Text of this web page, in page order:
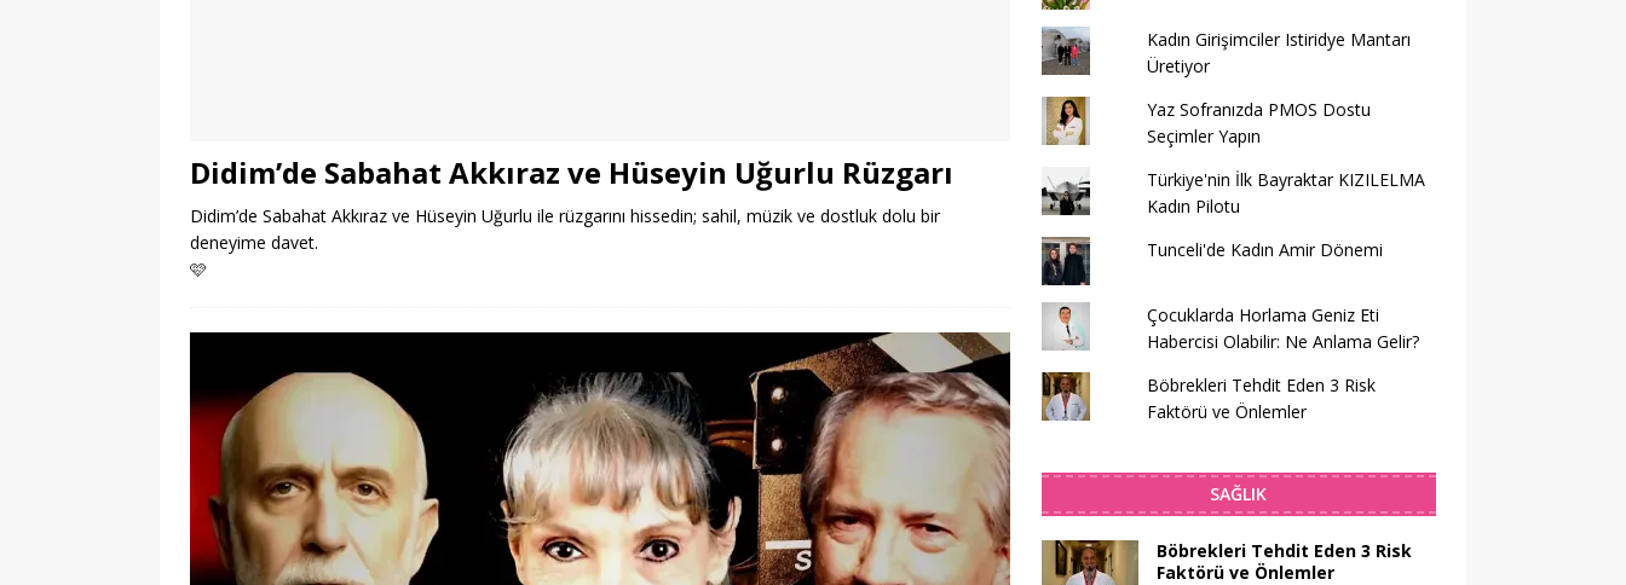
Didim’de Sabahat Akkıraz ve Hüseyin Uğurlu Rüzgarı
Didim’de Sabahat Akkıraz ve Hüseyin Uğurlu ile rüzgarını hissedin; sahil, müzik ve dostluk dolu bir
deneyime davet.
🩷
Kadın Girişimciler Istiridye Mantarı
Üretiyor
Yaz Sofranızda PMOS Dostu
Seçimler Yapın
Türkiye'nin İlk Bayraktar KIZILELMA
Kadın Pilotu
Tunceli'de Kadın Amir Dönemi
Çocuklarda Horlama Geniz Eti
Habercisi Olabilir: Ne Anlama Gelir?
Böbrekleri Tehdit Eden 3 Risk
Faktörü ve Önlemler
SAĞLIK
Böbrekleri Tehdit Eden 3 Risk
Faktörü ve Önlemler